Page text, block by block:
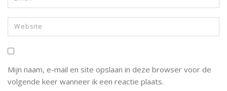
Mijn naam, e-mail en site opslaan in deze browser voor de
volgende keer wanneer ik een reactie plaats.